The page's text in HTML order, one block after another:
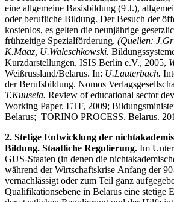
eine allgemeine Basisbildung (9 J.),
oder berufliche Bildung. Der Besuch der
kostenlos, es gelten die neunjährige
frühzeitige Spezialförderung. (Quellen:
K.Maaz, U.Waleschkowski.
Kurzdarstellungen. ISIS Berlin e.V., 2005,
Weißrussland/Belarus. In: U.Lauterbach.
der Berufsbildung. Nomos
T.Kuusela. Review of educational sector
Working Paper. ETF, 2009;
Belarus; TORINO PROCESS. Belarus.
2. Stetige Entwicklung der
Bildung. Staatliche Regulierung. Im
GUS-Staaten (in denen die
während der Wirtschaftskrise Anfang der
vernachlässigt oder zum Teil ganz
Qualifikationsebene in Belarus eine stetige